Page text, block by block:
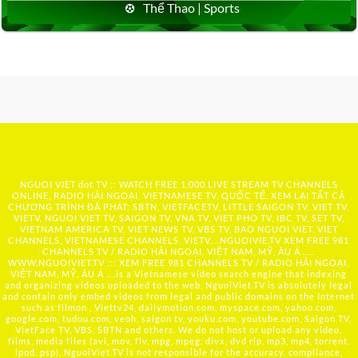
Thể Thao | Sports
NGUOI VIET dot TV :: WATCH FREE 1,000 LIVE STREAM TV CHANNELS
ONLINE, RADIO HẢI NGOẠI, VIETNAMESE TV, QUỐC TẾ, XEM LẠI TẤT CẢ
CHƯƠNG TRÌNH ĐÃ PHÁT: SBTN, VIETFACETV, LITTLE SAIGON TV, VIET TV,
VIETV, NGUOI VIET TV, SAIGON TV, VNA TV, VIET PHO TV, IBC TV, SET TV,
VIETNAM AMERICA TV, VIET NEWS TV, VBS TV, BAO NGUOI VIET, VIET
CHANNELS, VIETNAMESE CHANNELS, VIETV,... NGUOIVIE.TV XEM FREE 981
CHANNELS TV / RADIO HẢI NGOẠI, VIỆT NAM, MỸ, ÂU Á …..
WWW.NGUOIVIET.TV ::: XEM FREE 981 CHANNELS TV / RADIO HẢI NGOẠI,
VIỆT NAM, MỸ, ÂU Á ….is a Vietnamese video search engine that indexing
and organizing videos uploaded to the web. NguoiViet.TV is absolutely legal
and contain only embed videos from legal and public domains on the Internet
such as filmon , Viettv24, dailymotion.com, myspace.com, yahoo.com,
google.com, tudou.com, veoh, saigon tv, youku.com, youtube.com, Saigon TV,
VietFace TV, VBS, SBTN and others. We do not host or upload any video,
films, media files (avi, mov, flv, mpg, mpeg, divx, dvd rip, mp3, mp4, torrent,
ipod, psp), NguoiViet.TV is not responsible for the accuracy, compliance,